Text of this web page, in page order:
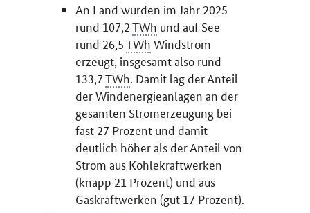
An Land wurden im Jahr 2025
rund 107,2TWh und auf See
rund 26,5TWh Windstrom
erzeugt, insgesamt also rund
133,7TWh. Damit lag der Anteil
der Windenergieanlagen an der
gesamten Stromerzeugung bei
fast 27 Prozent und damit
deutlich höher als der Anteil von
Strom aus Kohlekraftwerken
(knapp 21 Prozent) und aus
Gaskraftwerken (gut 17 Prozent).